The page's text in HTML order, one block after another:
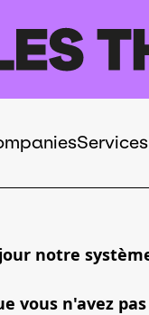
notre
vous n'avez